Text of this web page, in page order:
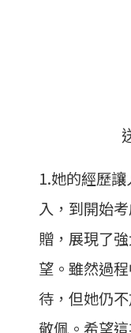
1.她的經歷
入，到開始
贈，展現了
望。雖然過
待，但她仍